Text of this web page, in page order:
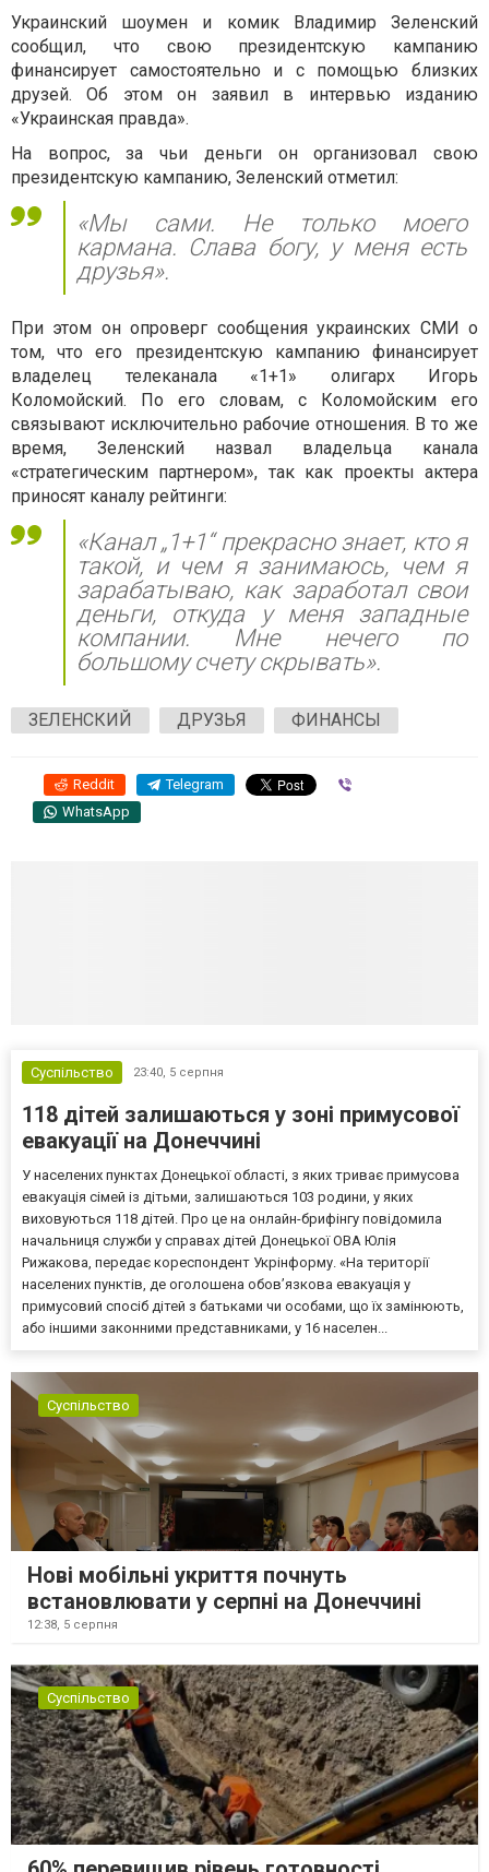
Украинский шоумен и комик Владимир Зеленский
сообщил, что свою президентскую кампанию
финансирует самостоятельно и с помощью близких
друзей. Об этом он заявил в интервью изданию
«Украинская правда».
На вопрос, за чьи деньги он организовал свою
президентскую кампанию, Зеленский отметил:
«Мы сами. Не только моего
кармана. Слава богу, у меня есть
друзья».
При этом он опроверг сообщения украинских СМИ о
том, что его президентскую кампанию финансирует
владелец телеканала «1+1» олигарх Игорь
Коломойский. По его словам, с Коломойским его
связывают исключительно рабочие отношения. В то же
время, Зеленский назвал владельца канала
«стратегическим партнером», так как проекты актера
приносят каналу рейтинги:
«Канал „1+1“ прекрасно знает, кто я
такой, и чем я занимаюсь, чем я
зарабатываю, как заработал свои
деньги, откуда у меня западные
компании. Мне нечего по
большому счету скрывать».
ЗЕЛЕНСКИЙ ДРУЗЬЯ ФИНАНСЫ
Reddit Telegram
WhatsApp
Суспільство 23:40, 5 серпня
118 дітей залишаються у зоні примусової
евакуації на Донеччині
У населених пунктах Донецької області, з яких триває примусова
евакуація сімей із дітьми, залишаються 103 родини, у яких
виховуються 118 дітей. Про це на онлайн-брифінгу повідомила
начальниця служби у справах дітей Донецької ОВА Юлія
Рижакова, передає кореспондент Укрінформу. «На території
населених пунктів, де оголошена обов’язкова евакуація у
примусовий спосіб дітей з батьками чи особами, що їх замінюють,
або іншими законними представниками, у 16 населен...
Суспільство
Нові мобільні укриття почнуть
встановлювати у серпні на Донеччині
12:38, 5 серпня
Суспільство